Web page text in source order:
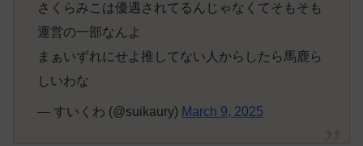
さくらみこは優遇されてるんじゃなくてそもそも
運営の一部なんよ
まぁいずれにせよ推してない人からしたら馬鹿ら
しいわな
— すいくわ (@suikaury) March 9, 2025